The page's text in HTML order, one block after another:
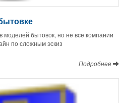
моделей бытовок, но не все компании
по сложным эскиз
Подробнее